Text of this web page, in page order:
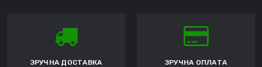
ЗРУЧНА ДОСТАВКА ЗРУЧНА ОПЛАТА